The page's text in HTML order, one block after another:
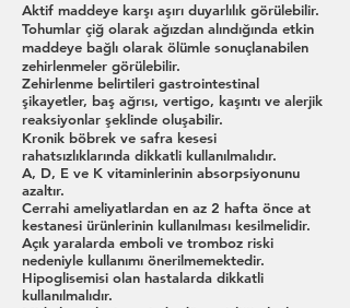
Aktif maddeye karşı aşırı duyarlılık görülebilir.
Tohumlar çiğ olarak ağızdan alındığında etkin
maddeye bağlı olarak ölümle sonuçlanabilen
zehirlenmeler görülebilir.
Zehirlenme belirtileri gastrointestinal
şikayetler, baş ağrısı, vertigo, kaşıntı ve alerjik
reaksiyonlar şeklinde oluşabilir.
Kronik böbrek ve safra kesesi
rahatsızlıklarında dikkatli kullanılmalıdır.
A, D, E ve K vitaminlerinin absorpsiyonunu
azaltır.
Cerrahi ameliyatlardan en az 2 hafta önce at
kestanesi ürünlerinin kullanılması kesilmelidir.
Açık yaralarda emboli ve tromboz riski
nedeniyle kullanımı önerilmemektedir.
Hipoglisemisi olan hastalarda dikkatli
kullanılmalıdır.